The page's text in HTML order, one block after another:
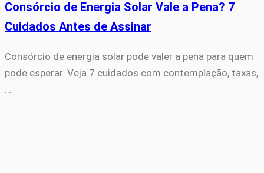
Consórcio de Energia Solar Vale a Pena? 7
Cuidados Antes de Assinar
Consórcio de energia solar pode valer a pena para quem
pode esperar. Veja 7 cuidados com contemplação, taxas,
…